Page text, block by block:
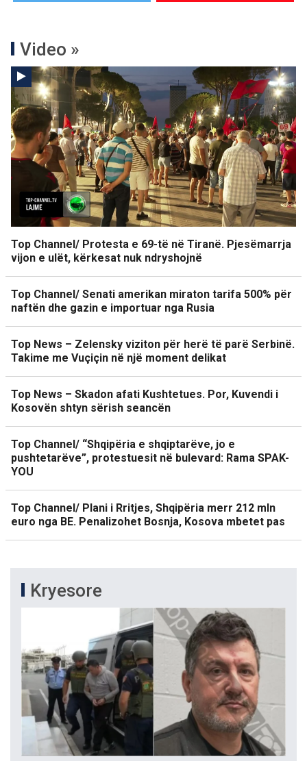
Video »
Top Channel/ Protesta e 69-të në Tiranë. Pjesëmarrja
vijon e ulët, kërkesat nuk ndryshojnë
Top Channel/ Senati amerikan miraton tarifa 500% për
naftën dhe gazin e importuar nga Rusia
Top News – Zelensky viziton për herë të parë Serbinë.
Takime me Vuçiçin në një moment delikat
Top News – Skadon afati Kushtetues. Por, Kuvendi i
Kosovën shtyn sërish seancën
Top Channel/ “Shqipëria e shqiptarëve, jo e
pushtetarëve”, protestuesit në bulevard: Rama SPAK-
YOU
Top Channel/ Plani i Rritjes, Shqipëria merr 212 mln
euro nga BE. Penalizohet Bosnja, Kosova mbetet pas
Kryesore